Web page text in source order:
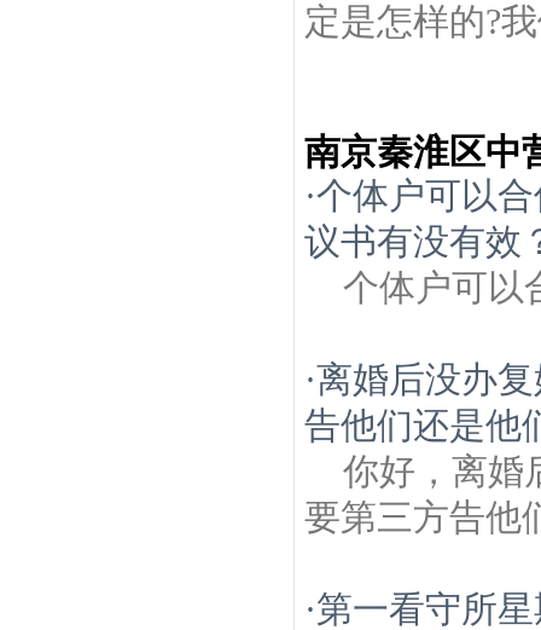
定是怎样的?
南京秦淮区中
·个体户可以
议书有没有效
个体户可以
·离婚后没办
告他们还是他
你好，离婚
要第三方告他
·第一看守所